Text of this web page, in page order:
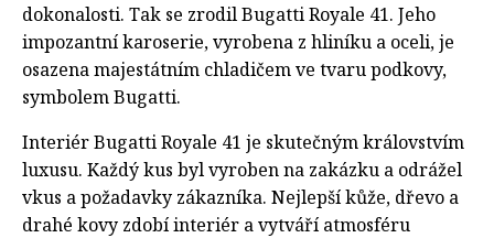
dokonalosti. Tak se zrodil Bugatti Royale 41. Jeho
impozantní karoserie, vyrobena z hliníku a oceli, je
osazena majestátním chladičem ve tvaru podkovy,
symbolem Bugatti.
Interiér Bugatti Royale 41 je skutečným královstvím
luxusu. Každý kus byl vyroben na zakázku a odrážel
vkus a požadavky zákazníka. Nejlepší kůže, dřevo a
drahé kovy zdobí interiér a vytváří atmosféru